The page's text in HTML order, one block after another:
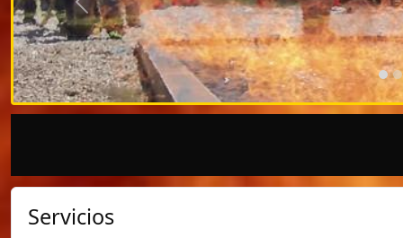
Anterior
Servicios